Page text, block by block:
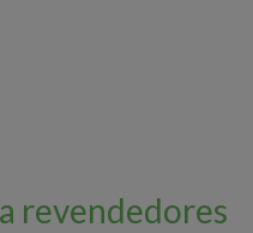
revendedores